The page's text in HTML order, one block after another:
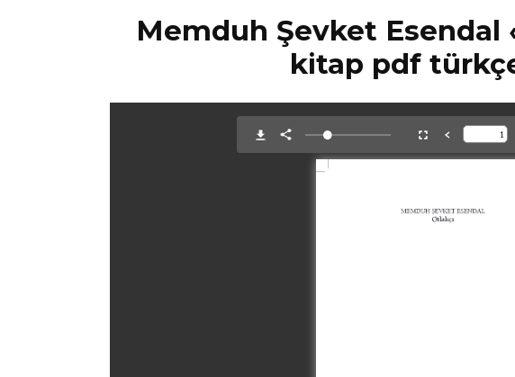
Memduh Şevket Esendal
kitap pdf